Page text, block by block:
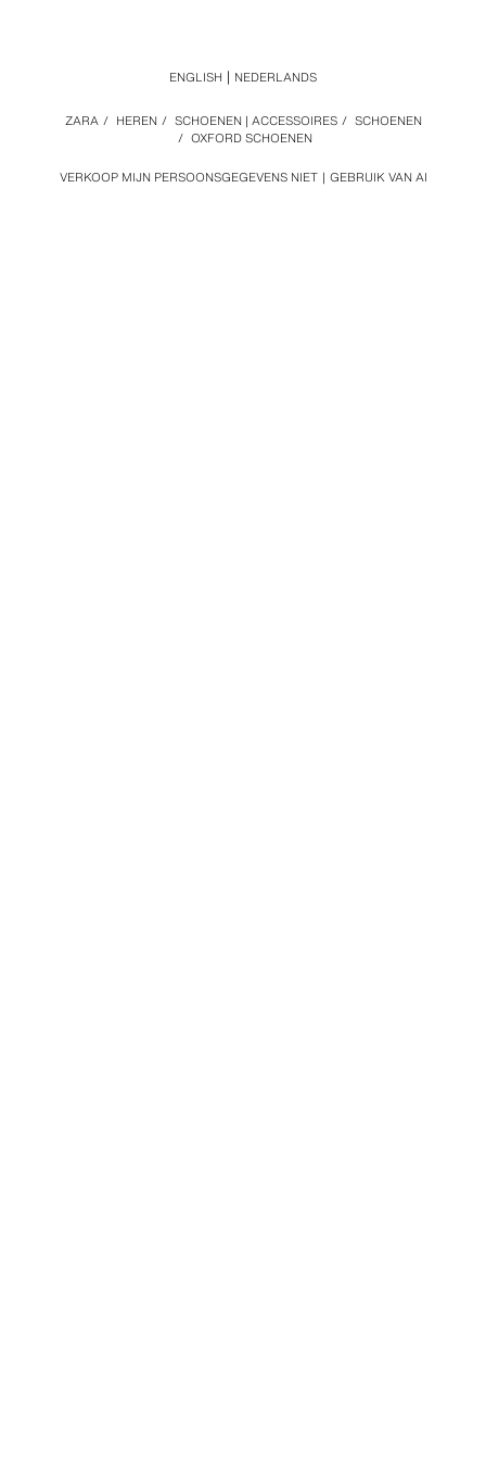
VERKOOP MIJN PERSOONSGEGEVENS NIET GEBRUIK VAN AI
ZARA / HEREN / SCHOENEN | ACCESSOIRES / SCHOENEN
/ OXFORD SCHOENEN
ENGLISH NEDERLANDS